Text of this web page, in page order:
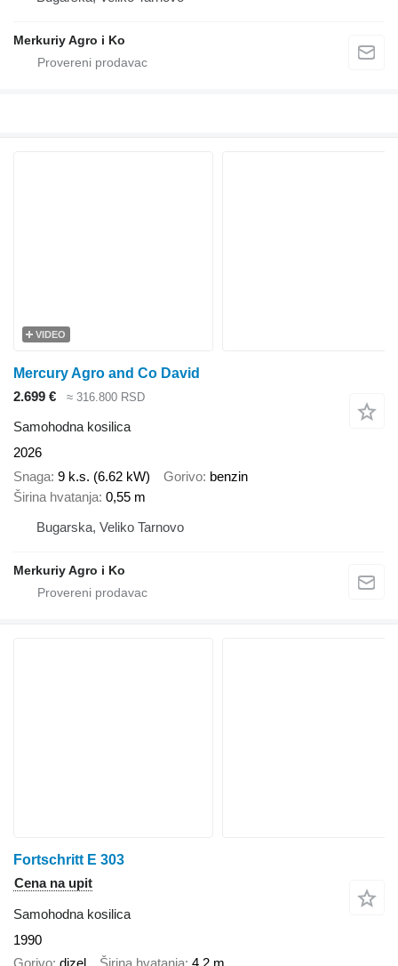
Merkuriy Agro i Ko
VIDEO
Mercury Agro and Co David
2.699 €
≈ 316.800 RSD
Samohodna kosilica
2026
Snaga 9 k.s. (6.62 kW) Gorivo benzin
Širina hvatanja 0,55 m
Bugarska, Veliko Tarnovo
Merkuriy Agro i Ko
Fortschritt E 303
Cena na upit
Samohodna kosilica
1990
Gorivo dizel Širina hvatanja 4,2 m